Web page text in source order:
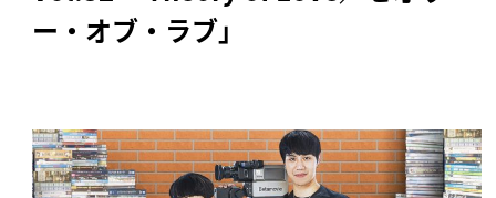
ー・オブ・ラブ」